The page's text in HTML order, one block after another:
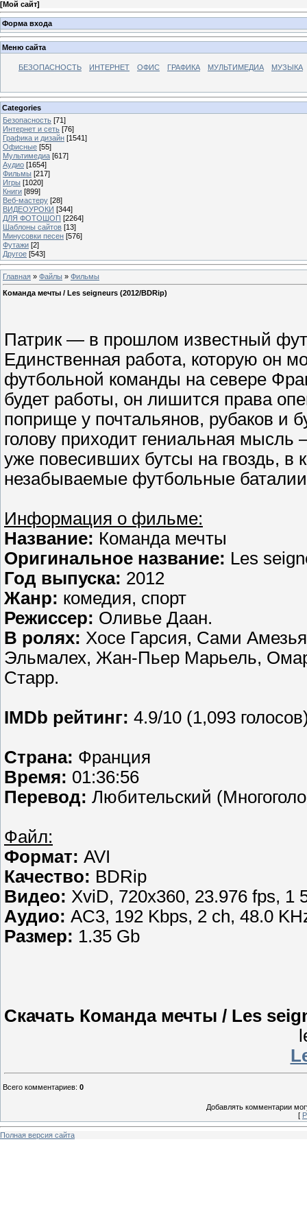
[Мой сайт]
Форма входа
Меню сайта
БЕЗОПАСНОСТЬ ИНТЕРНЕТ ОФИС ГРАФИКА МУЛЬТИМЕДИА МУЗЫКА
Categories
Безопасность [71]
Интернет и сеть [76]
Графика и дизайн [1541]
Офисные [55]
Мультимедиа [617]
Аудио [1654]
Фильмы [217]
Игры [1020]
Книги [899]
Веб-мастеру [28]
ВИДЕОУРОКИ [344]
ДЛЯ ФОТОШОП [2264]
Шаблоны сайтов [13]
Минусовки песен [576]
Футажи [2]
Другое [543]
Главная » Файлы » Фильмы
Команда мечты / Les seigneurs (2012/BDRip)
Патрик — в прошлом известный
Единственная работа, которую он
футбольной команды на севере
будет работы, он лишится права
поприще у почтальянов, рубаков и
голову приходит гениальная
уже повесивших бутсы на гвоздь, в
незабываемые футбольные
Информация о фильме:
Название: Команда мечты
Оригинальное название: Les
Год выпуска: 2012
Жанр: комедия, спорт
Режиссер: Оливье Даан.
В ролях: Хосе Гарсия, Сами
Эльмалех, Жан-Пьер Марьель,
Старр.
IMDb рейтинг: 4.9/10 (1,093
Страна: Франция
Время: 01:36:56
Перевод: Любительский
Файл:
Формат: AVI
Качество: BDRip
Видео: XviD, 720x360, 23.976 fps, 1
Аудио: AC3, 192 Kbps, 2 ch, 48.0
Размер: 1.35 Gb
Скачать Команда мечты / Les
Всего комментариев: 0
Добавлять комментарии
[
Полная версия сайта